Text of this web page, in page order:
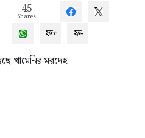
45
Shares
ফ+ ফ-